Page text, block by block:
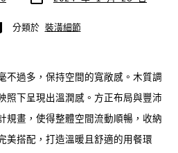
分類於 裝潢細節
不過多，保持空間的寬敞感。木質調
照下呈現出溫潤感。方正布局與豐沛
規畫，使得整體空間流動順暢，收納
美搭配，打造溫暖且舒適的用餐環